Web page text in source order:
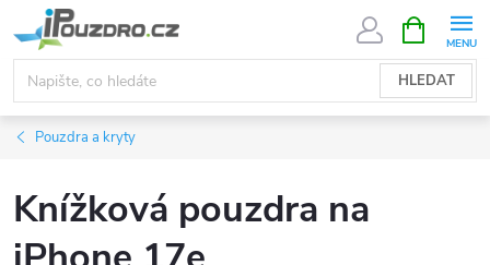
na
obsah
HLEDAT
NÁKUPNÍ
KOŠÍK
Pouzdra a kryty
Knížková pouzdra na